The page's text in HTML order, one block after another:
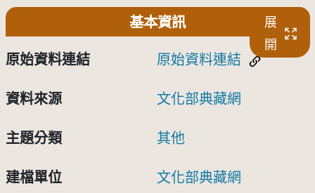
基本資訊
展
開
原始資料連結 原始資料連結
資料來源 文化部典藏網
主題分類 其他
建檔單位 文化部典藏網